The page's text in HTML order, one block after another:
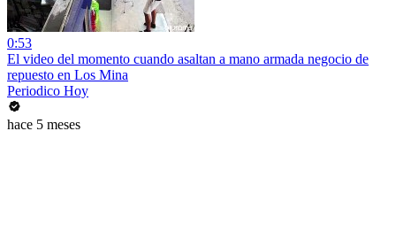
0:53
El video del momento cuando asaltan a mano armada negocio de
repuesto en Los Mina
Periodico Hoy
hace 5 meses